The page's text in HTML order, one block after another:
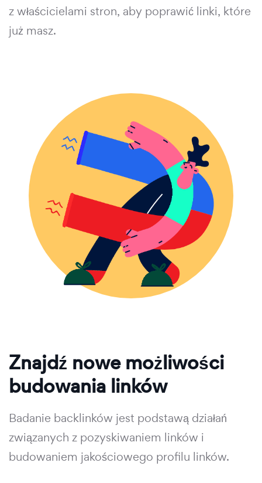
z właścicielami stron, aby poprawić linki, które
już masz.
Znajdź nowe możliwości
budowania linków
Badanie backlinków jest podstawą działań
związanych z pozyskiwaniem linków i
budowaniem jakościowego profilu linków.